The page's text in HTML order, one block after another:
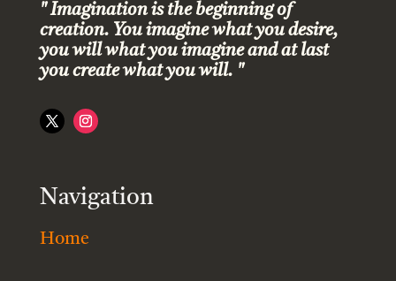
" Imagination is the beginning of
creation. You imagine what you desire,
you will what you imagine and at last
you create what you will. "
Navigation
Home